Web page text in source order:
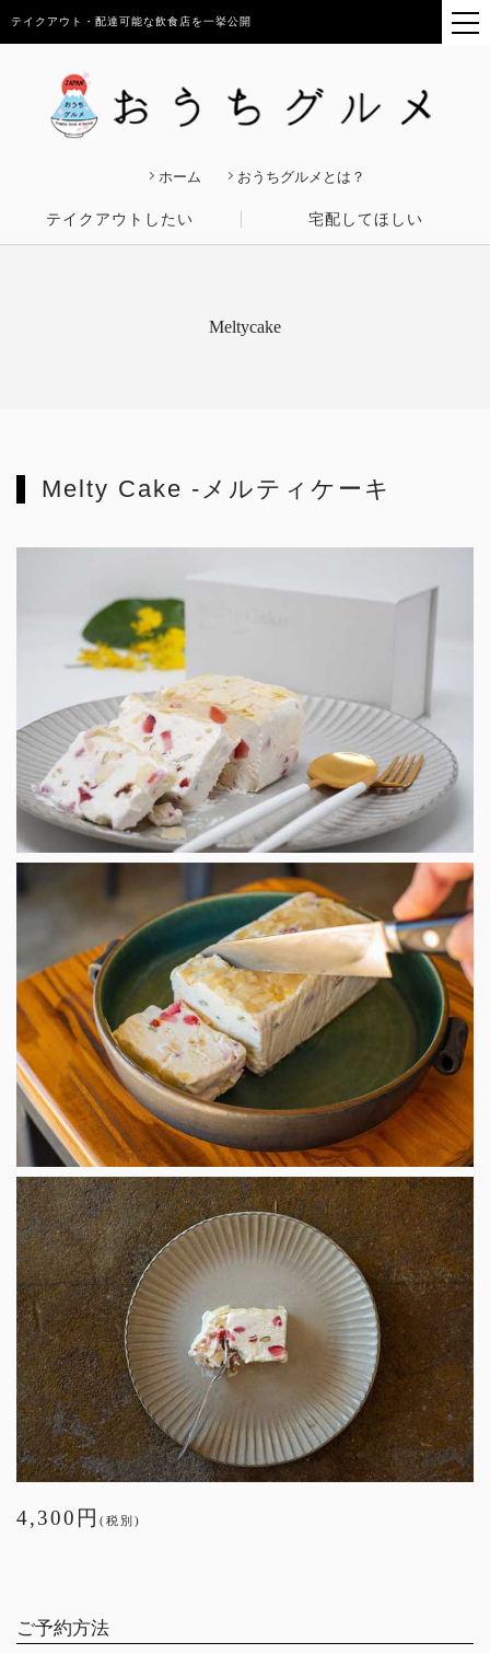
テイクアウト・配達可能な飲食店を一挙公開
ホーム おうちグルメとは？
テイクアウトしたい 宅配してほしい
Meltycake
Melty Cake -メルティケーキ
4,300円 (税別)
ご予約方法